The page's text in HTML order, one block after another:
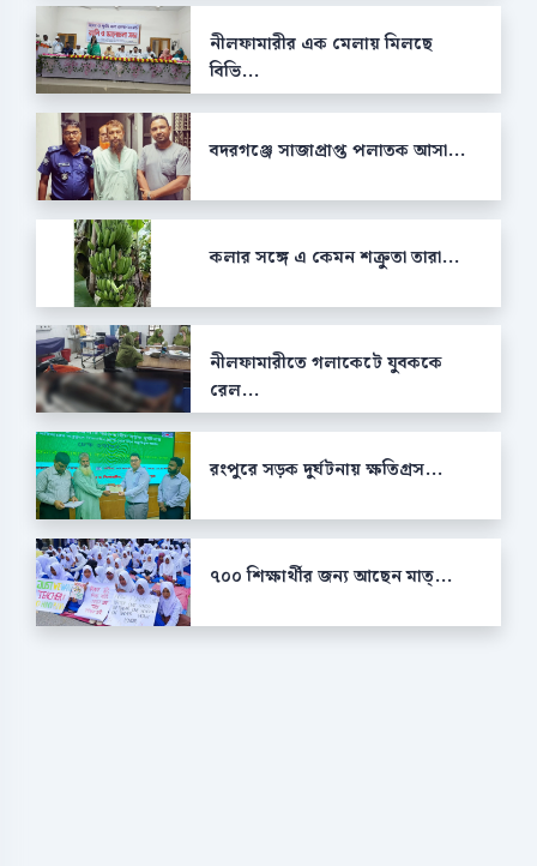
নীলফামারীর এক মেলায় মিলছে
বিভি...
বদরগঞ্জে সাজাপ্রাপ্ত পলাতক আসা...
কলার সঙ্গে এ কেমন শক্রুতা তারা...
নীলফামারীতে গলাকেটে যুবককে
রেল...
রংপুরে সড়ক দুর্ঘটনায় ক্ষতিগ্রস...
৭০০ শিক্ষার্থীর জন্য আছেন মাত্...